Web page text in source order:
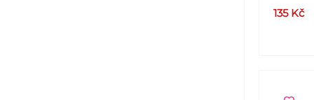
tabule
135 Kč